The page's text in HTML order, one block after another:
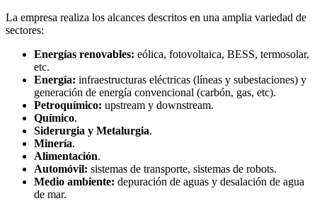
La empresa realiza los alcances descritos en una amplia variedad de
sectores:
Energías renovables: eólica, fotovoltaica, BESS, termosolar,
etc.
Energía: infraestructuras eléctricas (líneas y subestaciones) y
generación de energía convencional (carbón, gas, etc).
Petroquímico: upstream y downstream.
Químico.
Siderurgia y Metalurgia.
Minería.
Alimentación.
Automóvil: sistemas de transporte, sistemas de robots.
Medio ambiente: depuración de aguas y desalación de agua
de mar.